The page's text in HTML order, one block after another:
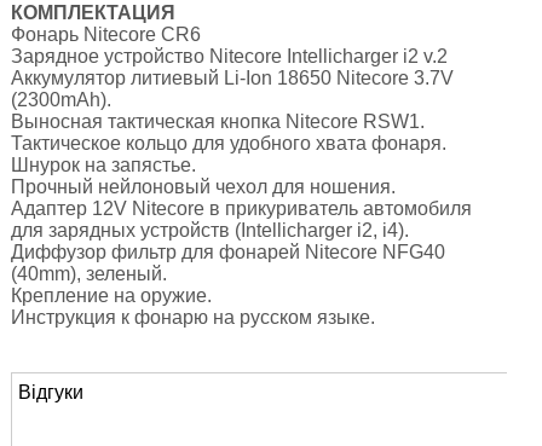
КОМПЛЕКТАЦИЯ
Фонарь Nitecore CR6
Зарядное устройство Nitecore Intellicharger i2 v.2
Аккумулятор литиевый Li-Ion 18650 Nitecore 3.7V
(2300mAh).
Выносная тактическая кнопка Nitecore RSW1.
Тактическое кольцо для удобного хвата фонаря.
Шнурок на запястье.
Прочный нейлоновый чехол для ношения.
Адаптер 12V Nitecore в прикуриватель автомобиля
для зарядных устройств (Intellicharger i2, i4).
Диффузор фильтр для фонарей Nitecore NFG40
(40mm), зеленый.
Крепление на оружие.
Инструкция к фонарю на русском языке.
Відгуки